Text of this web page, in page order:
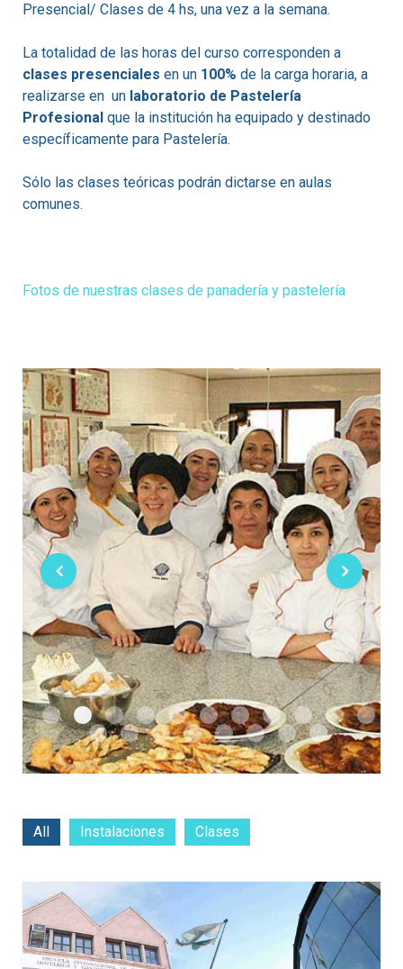
Presencial/ Clases de 4 hs, una vez a la semana.
La totalidad de las horas del curso corresponden a
clases presenciales en un 100% de la carga horaria, a
realizarse en un laboratorio de Pastelería
Profesional que la institución ha equipado y destinado
específicamente para Pastelería.
Sólo las clases teóricas podrán dictarse en aulas
comunes.
Fotos de nuestras clases de panadería y pastelería
All Instalaciones Clases